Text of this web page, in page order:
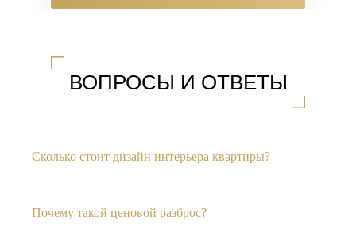
ВОПРОСЫ И ОТВЕТЫ
Сколько стоит дизайн интерьера квартиры?
Почему такой ценовой разброс?